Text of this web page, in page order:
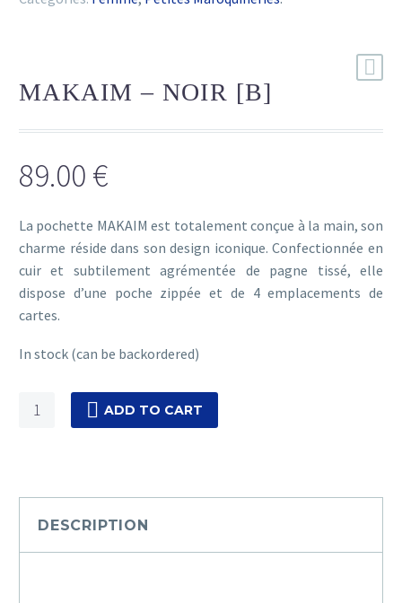
MAKAIM – NOIR [B]
89.00 €
La pochette MAKAIM est totalement conçue à la main, son
charme réside dans son design iconique. Confectionnée en
cuir et subtilementagrémentée de pagne tissé, elle
dispose d’une poche zippée et de 4 emplacements de
cartes.
In stock (can be backordered)
MAKAIM
ADD TO CART
DESCRIPTION